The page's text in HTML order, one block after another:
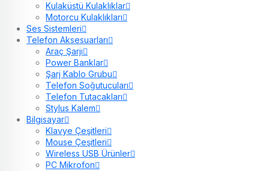
Kulaküstü Kulaklıklar
Motorcu Kulaklıkları
Ses Sistemleri
Telefon Aksesuarları
Araç Şarjı
Power Banklar
Şarj Kablo Grubu
Telefon Soğutucuları
Telefon Tutacakları
Stylus Kalem
Bilgisayar
Klavye Çeşitleri
Mouse Çeşitleri
Wireless USB Ürünler
PC Mikrofon